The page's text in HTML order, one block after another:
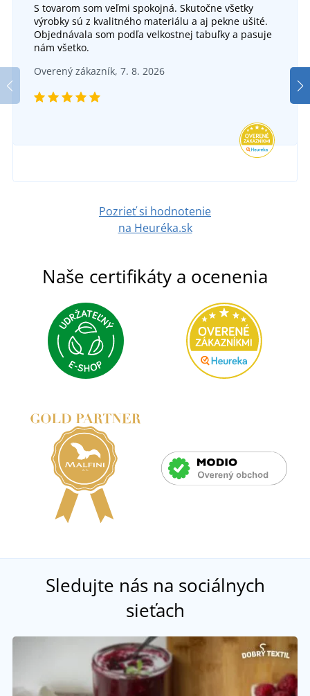
S tovarom som veľmi spokojná. Skutočne všetky
výrobky sú z kvalitného materiálu a aj pekne ušité.
Objednávala som podľa velkostnej tabuľky a pasuje
nám všetko.
Overený zákazník, 7. 8. 2026
Pozrieť si hodnotenie
na Heuréka.sk
Naše certifikáty a ocenenia
Sledujte nás na sociálnych
sieťach